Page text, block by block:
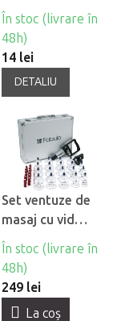
netesut Fabulo
În stoc (livrare în
48h)
14 lei
DETALIU
Set ventuze de
masaj cu vid
Fabulo Luxury 19
buc
În stoc (livrare în
48h)
249 lei
La coş